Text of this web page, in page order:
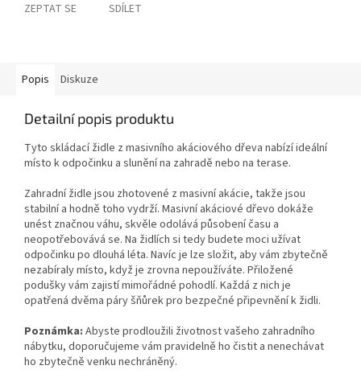
ZEPTAT SE SDÍLET
Popis Diskuze
Detailní popis produktu
Tyto skládací židle z masivního akáciového dřeva nabízí ideální
místo k odpočinku a slunění na zahradě nebo na terase.
Zahradní židle jsou zhotovené z masivní akácie, takže jsou
stabilní a hodně toho vydrží. Masivní akáciové dřevo dokáže
unést značnou váhu, skvěle odolává působení času a
neopotřebovává se. Na židlích si tedy budete moci užívat
odpočinku po dlouhá léta. Navíc je lze složit, aby vám zbytečně
nezabíraly místo, když je zrovna nepoužíváte. Přiložené
podušky vám zajistí mimořádné pohodlí. Každá z nich je
opatřená dvěma páry šňůrek pro bezpečné připevnění k židli.
Poznámka: Abyste prodloužili životnost vašeho zahradního
nábytku, doporučujeme vám pravidelně ho čistit a nenechávat
ho zbytečně venku nechráněný.